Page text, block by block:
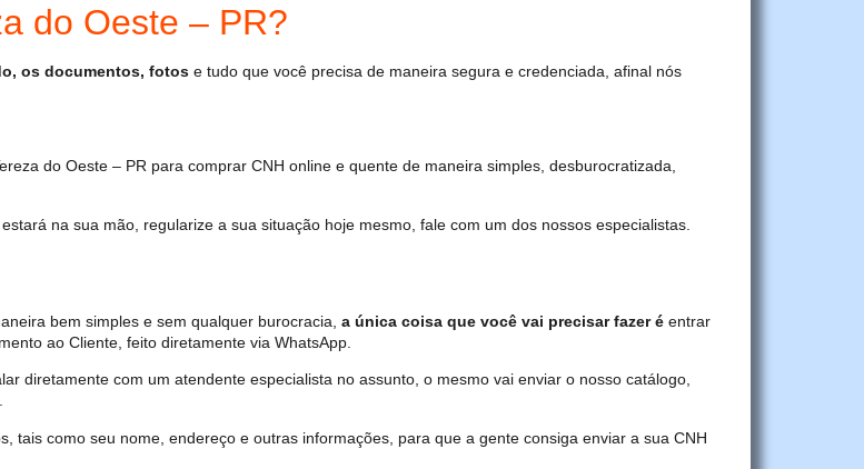
do Oeste – PR?
os documentos, fotos e tudo que você precisa de maneira segura e credenciada, afinal nós
do Oeste – PR para comprar CNH online e quente de maneira simples, desburocratizada,
, estará na sua mão, regularize a sua situação hoje mesmo, fale com um dos nossos especialistas.
bem simples e sem qualquer burocracia, a única coisa que você vai precisar fazer é entrar
ao Cliente, feito diretamente via WhatsApp.
diretamente com um atendente especialista no assunto, o mesmo vai enviar o nosso catálogo,
tais como seu nome, endereço e outras informações, para que a gente consiga enviar a sua CNH